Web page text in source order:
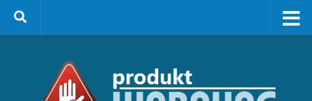
Zum Inhalt springen